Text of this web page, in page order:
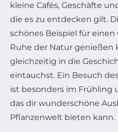
kleine Cafés, Geschäfte
die es zu entdecken gilt.
schönes Beispiel für
Ruhe der Natur genießen
gleichzeitig in die
eintauchst. Ein Besuch
ist besonders im Frühling
das dir wunderschöne
Pflanzenwelt bieten kann.